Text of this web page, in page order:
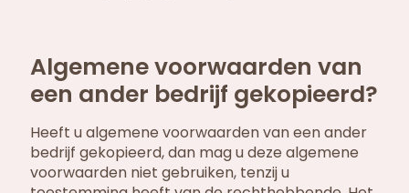
Algemene voorwaarden van
een ander bedrijf gekopieerd?
Heeft u algemene voorwaarden van een ander
bedrijf gekopieerd, dan mag u deze algemene
voorwaarden niet gebruiken, tenzij u